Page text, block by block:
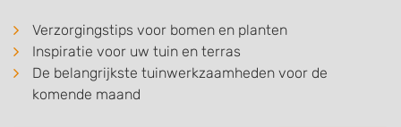
Verzorgingstips voor bomen en planten
Inspiratie voor uw tuin en terras
De belangrijkste tuinwerkzaamheden voor de
komende maand